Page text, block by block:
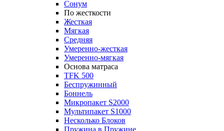
Сонум
По жесткости
Жесткая
Мягкая
Средняя
Умеренно-жесткая
Умеренно-мягкая
Основа матраса
TFK 500
Беспружинный
Боннель
Микропакет S2000
Мультипакет S1000
Несколько Блоков
Пружина в Пружине